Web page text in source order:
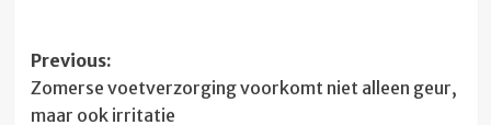
Post
navigation
Previous:
Zomerse voetverzorging voorkomt niet alleen geur,
maar ook irritatie